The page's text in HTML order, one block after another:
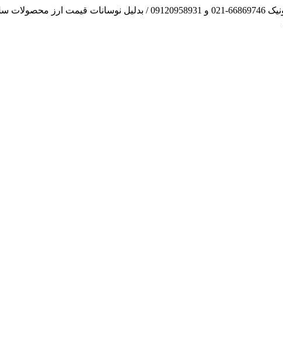
آنچه توانسته ایم، لطف خدا بوده است / فروش و تهیه و توزیع انواع قطعات الکترونیک